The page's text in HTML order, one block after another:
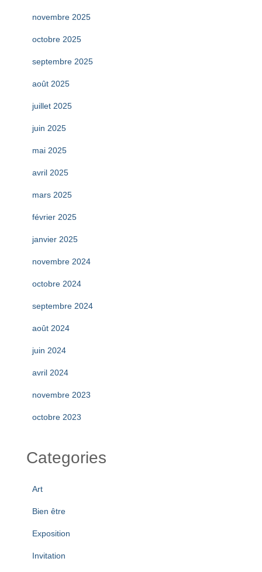
novembre 2025
octobre 2025
septembre 2025
août 2025
juillet 2025
juin 2025
mai 2025
avril 2025
mars 2025
février 2025
janvier 2025
novembre 2024
octobre 2024
septembre 2024
août 2024
juin 2024
avril 2024
novembre 2023
octobre 2023
Categories
Art
Bien être
Exposition
Invitation